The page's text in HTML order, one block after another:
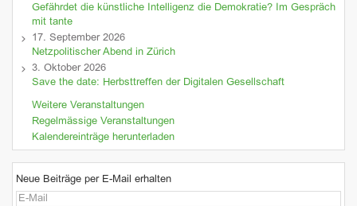
Gefährdet die künstliche Intelligenz die Demokratie? Im Gespräch
mit tante
17. September 2026
Netzpolitischer Abend in Zürich
3. Oktober 2026
Save the date: Herbsttreffen der Digitalen Gesellschaft
Weitere Veranstaltungen
Regelmässige Veranstaltungen
Kalendereinträge herunterladen
Neue Beiträge per E-Mail erhalten